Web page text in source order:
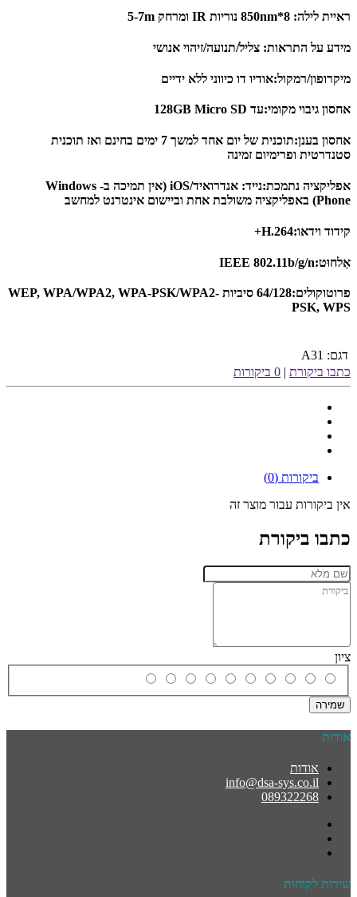
ראיית לילה:
מידע על התראות: צליל/תנועה/זיהוי אנושי
מיקרופון/רמקול:אודיו דו כיווני ללא ידיים
אחסון גיבוי מקומי:עד 128GB Micro SD
אחסון בענן:
תוכנית של יום אחד למשך 7 ימים בחינם ואז תוכנית
סטנדרטית ופרימיום זמינה
אפליקציה נתמכת:
נייד: אנדרואיד/iOS (אין תמיכה ב- Windows
Phone) באפליקציה משולבת אחת וביישום אינטרנט למחשב
קידוד וידאו:H.264+
אַלחוּט:IEEE 802.11b/g/n
פרוטוקולים:
64/128 סיביות WEP, WPA/WPA2, WPA-PSK/WPA2-
PSK, WPS
דגם: A31
כתבו ביקורת | 0 ביקורות
ביקורות (0)
אין ביקורות עבור מוצר זה
כתבו ביקורת
ציון
שמירה
אודות
אודות
info@dsa-sys.co.il
089322268
שירות לקוחות